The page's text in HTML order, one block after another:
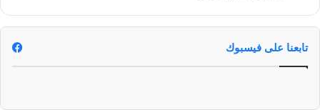
خ
ي
ة
ل
ق
تابعنا على فيسبوك